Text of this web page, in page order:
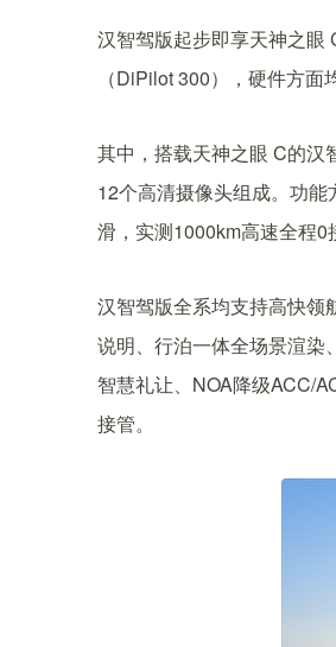
汉智驾版起步即享天神之眼
（DiPilot 300），硬件方
其中，搭载天神之眼 C的汉
12个高清摄像头组成。功
滑，实测1000km高速全程0
汉智驾版全系均支持高快领
说明、行泊一体全场景渲染
智慧礼让、NOA降级ACC/
接管。